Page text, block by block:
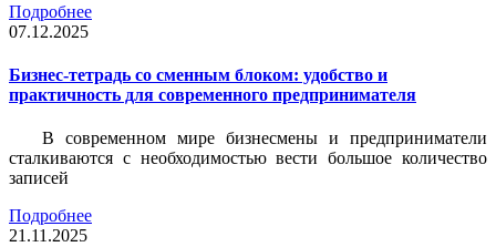
Подробнее
07.12.2025
Бизнес-тетрадь со сменным блоком: удобство и
практичность для современного предпринимателя
В современном мире бизнесмены и предприниматели
сталкиваются с необходимостью вести большое количество
записей
Подробнее
21.11.2025